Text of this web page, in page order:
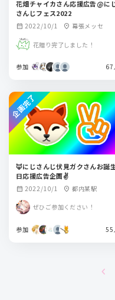
花畑チャイカさん応援広告@に
さんじフェス2022
calendar_month 2022/10/1 location_on 幕張メッセ
花贈り完了しました！
参加 67
🦊にじさんじ伏見ガクさんお誕
日応援広告企画✌️
calendar_month 2022/10/1 location_on 都内某駅
ぜひご参加ください！
参加 55
企画完了
chevron_left